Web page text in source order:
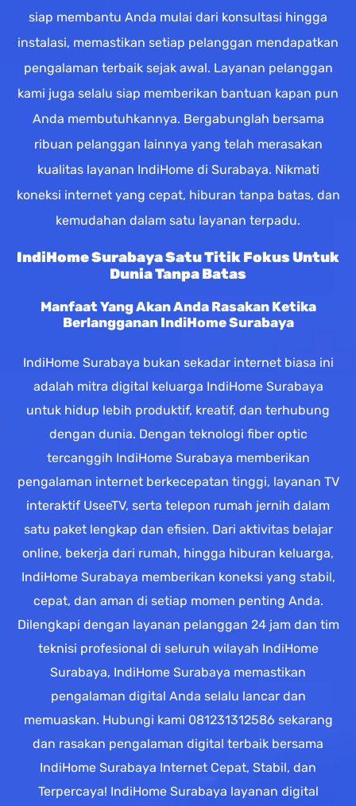
siap membantu Anda mulai dari konsultasi hingga
instalasi, memastikan setiap pelanggan mendapatkan
pengalaman terbaik sejak awal. Layanan pelanggan
kami juga selalu siap memberikan bantuan kapan pun
Anda membutuhkannya. Bergabunglah bersama
ribuan pelanggan lainnya yang telah merasakan
kualitas layanan IndiHome di Surabaya. Nikmati
koneksi internet yang cepat, hiburan tanpa batas, dan
kemudahan dalam satu layanan terpadu.
IndiHome Surabaya Satu Titik Fokus Untuk
Dunia Tanpa Batas
Manfaat Yang Akan Anda Rasakan Ketika
Berlangganan IndiHome Surabaya
IndiHome Surabaya bukan sekadar internet biasa ini
adalah mitra digital keluarga IndiHome Surabaya
untuk hidup lebih produktif, kreatif, dan terhubung
dengan dunia. Dengan teknologi fiber optic
tercanggih IndiHome Surabaya memberikan
pengalaman internet berkecepatan tinggi, layanan TV
interaktif UseeTV, serta telepon rumah jernih dalam
satu paket lengkap dan efisien. Dari aktivitas belajar
online, bekerja dari rumah, hingga hiburan keluarga,
IndiHome Surabaya memberikan koneksi yang stabil,
cepat, dan aman di setiap momen penting Anda.
Dilengkapi dengan layanan pelanggan 24 jam dan tim
teknisi profesional di seluruh wilayah IndiHome
Surabaya, IndiHome Surabaya memastikan
pengalaman digital Anda selalu lancar dan
memuaskan. Hubungi kami 081231312586 sekarang
dan rasakan pengalaman digital terbaik bersama
IndiHome Surabaya Internet Cepat, Stabil, dan
Terpercaya! IndiHome Surabaya layanan digital